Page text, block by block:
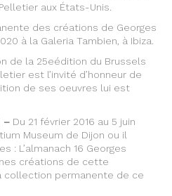
aux États-Unis.
des créations de Georges
à la Galeria Tambien, à Ibiza.
de la 25eédition du Brussels
est l’invité d’honneur de
de ses oeuvres lui est
– Du 21 février 2016 au 5 juin
Museum de Dijon ou il
L’almanach 16 Georges
créations de cette
permanente de ce